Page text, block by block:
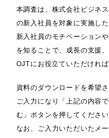
本調査は、株式会社ビジネ
の新入社員を対象に実施した
新入社員のモチベーション
を知ることで、成長の支援
OJTにお役立ていただければ
資料のダウンロードを希望
ご入力になり「上記の内容
む」ボタンを押してください
なお、ご入力いただいたメ